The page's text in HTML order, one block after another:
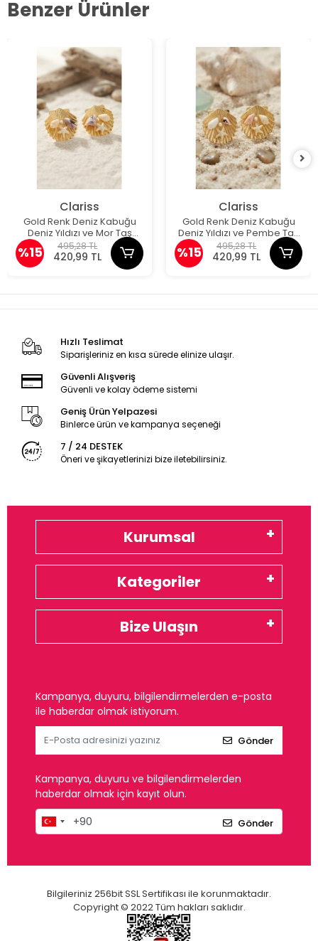
Benzer Ürünler
Clariss
Gold Renk Deniz Kabuğu
Deniz Yıldızı ve Mor Taş
Detaylı Küpe
%15 495,28 TL
420,99 TL
Clariss
Gold Renk Deniz Kabuğu
Deniz Yıldızı ve Pembe Taş
Detaylı Küpe
%15 495,28 TL
420,99 TL
Hızlı Teslimat
Siparişleriniz en kısa sürede elinize ulaşır.
Güvenli Alışveriş
Güvenli ve kolay ödeme sistemi
Geniş Ürün Yelpazesi
Binlerce ürün ve kampanya seçeneği
7 / 24 DESTEK
Öneri ve şikayetlerinizi bize iletebilirsiniz.
Kurumsal
Kategoriler
Bize Ulaşın
Kampanya, duyuru, bilgilendirmelerden e-posta
ile haberdar olmak istiyorum.
Gönder
Kampanya, duyuru ve bilgilendirmelerden
haberdar olmak için kayıt olun.
Gönder
Bilgileriniz 256bit SSL Sertifikası ile korunmaktadır.
Copyright © 2022 Tüm hakları saklıdır.